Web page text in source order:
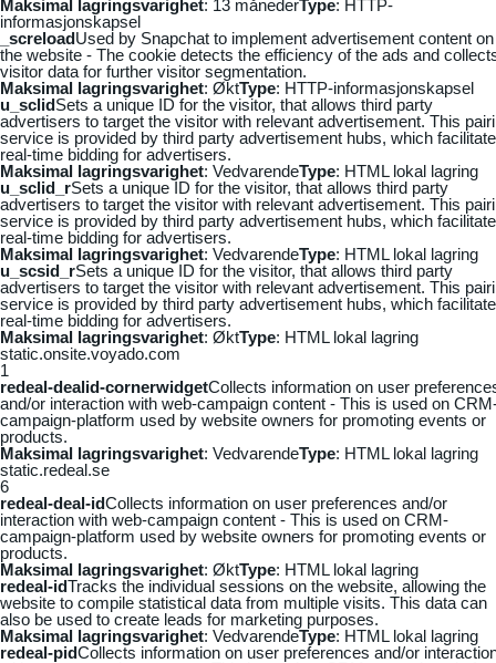
Maksimal lagringsvarighet: 13 månederType: HTTP-
informasjonskapsel
_screloadUsed by Snapchat to implement advertisement content on
the website - The cookie detects the efficiency of the ads and
visitor data for further visitor segmentation.
Maksimal lagringsvarighet: ØktType: HTTP-informasjonskapsel
u_sclidSets a unique ID for the visitor, that allows third party
advertisers to target the visitor with relevant advertisement. This
service is provided by third party advertisement hubs, which
real-time bidding for advertisers.
Maksimal lagringsvarighet: VedvarendeType: HTML lokal lagring
u_sclid_rSets a unique ID for the visitor, that allows third party
advertisers to target the visitor with relevant advertisement. This
service is provided by third party advertisement hubs, which
real-time bidding for advertisers.
Maksimal lagringsvarighet: VedvarendeType: HTML lokal lagring
u_scsid_rSets a unique ID for the visitor, that allows third party
advertisers to target the visitor with relevant advertisement. This
service is provided by third party advertisement hubs, which
real-time bidding for advertisers.
Maksimal lagringsvarighet: ØktType: HTML lokal lagring
static.onsite.voyado.com
1
redeal-dealid-cornerwidgetCollects information on user
and/or interaction with web-campaign content - This is used on
campaign-platform used by website owners for promoting events or
products.
Maksimal lagringsvarighet: VedvarendeType: HTML lokal lagring
static.redeal.se
6
redeal-deal-idCollects information on user preferences and/or
interaction with web-campaign content - This is used on CRM-
campaign-platform used by website owners for promoting events or
products.
Maksimal lagringsvarighet: ØktType: HTML lokal lagring
redeal-idTracks the individual sessions on the website, allowing the
website to compile statistical data from multiple visits. This data can
also be used to create leads for marketing purposes.
Maksimal lagringsvarighet: VedvarendeType: HTML lokal lagring
redeal-pidCollects information on user preferences and/or